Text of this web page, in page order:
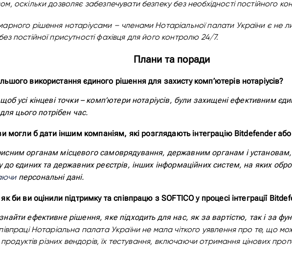
оскільки дозволяє забезпечувати безпеку без необхідності постійного
рішення нотаріусами – членами Нотаріальної палати України є не
постійної присутності фахівця для його контролю 24/7.
Плани та поради
використання єдиного рішення для захисту комп’ютерів нотаріусів?
усі кінцеві точки – комп’ютери нотаріусів, були захищені ефективним
цього потрібен час.
могли б дати іншим компаніям, які розглядають інтеграцію Bitdefender або
органам місцевого самоврядування, державним органам і установам,
до єдиних та державних реєстрів, інших інформаційних систем, на яких
персональні дані.
би ви оцінили підтримку та співпрацю з SOFTICO у процесі інтеграції
ефективне рішення, яке підходить для нас, як за вартістю, так і за
Нотаріальна палата України не мала чіткого уявлення про те, що
продуктів різних вендорів, їх тестування, включаючи отримання цінових